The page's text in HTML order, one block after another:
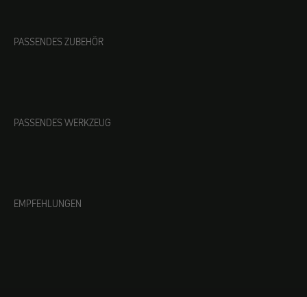
PASSENDES ZUBEHÖR
PASSENDES WERKZEUG
EMPFEHLUNGEN